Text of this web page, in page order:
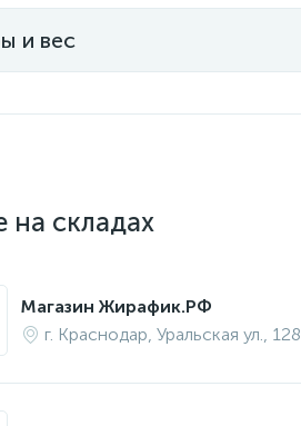
и вес
на складах
Магазин Жирафик.РФ
г. Краснодар, Уральская ул., 128